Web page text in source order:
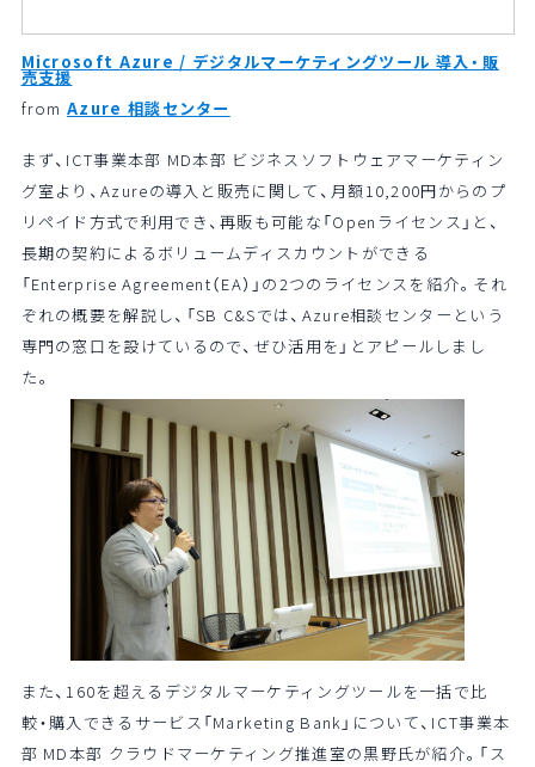
Microsoft Azure / デジタルマーケティングツール 導入・販
売支援
fromAzure 相談センター
まず、ICT事業本部 MD本部 ビジネスソフトウェアマーケティン
グ室より、Azureの導入と販売に関して、月額10,200円からのプ
リペイド方式で利用でき、再販も可能な「Openライセンス」と、
長期の契約によるボリュームディスカウントができる
「Enterprise Agreement（EA）」の2つのライセンスを紹介。それ
ぞれの概要を解説し、「SB C&Sでは、Azure相談センターという
専門の窓口を設けているので、ぜひ活用を」とアピールしまし
た。
また、160を超えるデジタルマーケティングツールを一括で比
較・購入できるサービス「Marketing Bank」について、ICT事業本
部 MD本部 クラウドマーケティング推進室の黒野氏が紹介。「ス